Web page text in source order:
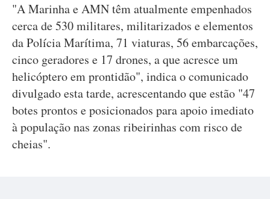
"A Marinha e AMN têm atualmente empenhados
cerca de 530 militares, militarizados e elementos
da Polícia Marítima, 71 viaturas, 56 embarcações,
cinco geradores e 17 drones, a que acresce um
helicóptero em prontidão", indica o comunicado
divulgado esta tarde, acrescentando que estão "47
botes prontos e posicionados para apoio imediato
à população nas zonas ribeirinhas com risco de
cheias".